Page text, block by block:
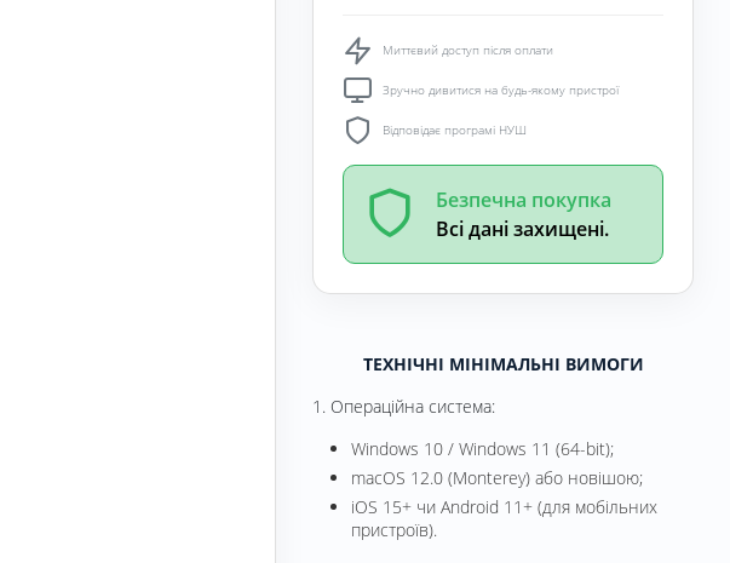
Миттєвий доступ після оплати
Зручно дивитися на будь-якому пристрої
Відповідає програмі НУШ
Безпечна покупка
Всі дані захищені.
ТЕХНІЧНІ МІНІМАЛЬНІ ВИМОГИ
1. Операційна система:
Windows 10 / Windows 11 (64-bit);
macOS 12.0 (Monterey) або новішою;
iOS 15+ чи Android 11+ (для мобільних
пристроїв).